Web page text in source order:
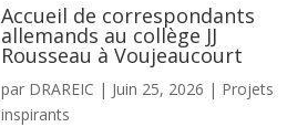
Accueil de correspondants
allemands au collège JJ
Rousseau à Voujeaucourt
par DRAREIC | Juin 25, 2026 | Projets
inspirants